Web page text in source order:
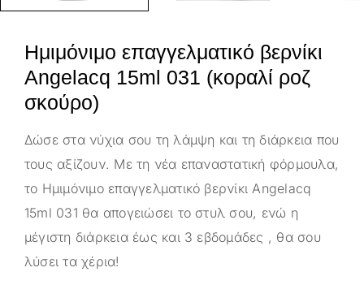
Ημιμόνιμο επαγγελματικό βερνίκι
Angelacq 15ml 031 (κοραλί ροζ
σκούρο)
Δώσε στα νύχια σου τη λάμψη και τη διάρκεια που
τους αξίζουν. Με τη νέα επαναστατική φόρμουλα,
το Ημιμόνιμο επαγγελματικό βερνίκι Angelacq
15ml 031 θα απογειώσει το στυλ σου, ενώ η
μέγιστη διάρκεια έως και 3 εβδομάδες , θα σου
λύσει τα χέρια!